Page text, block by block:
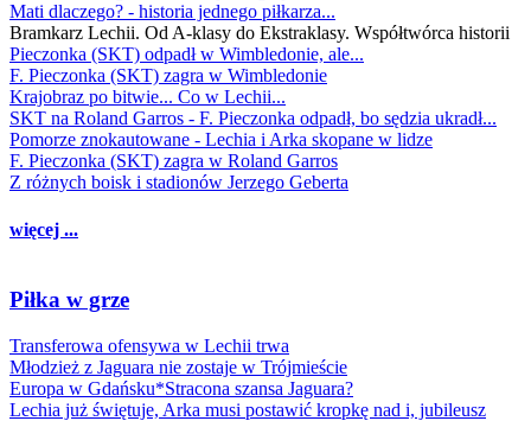
Mati dlaczego? - historia jednego piłkarza...
Bramkarz Lechii. Od A-klasy do Ekstraklasy. Współtwórca historii
Pieczonka (SKT) odpadł w Wimbledonie, ale...
F. Pieczonka (SKT) zagra w Wimbledonie
Krajobraz po bitwie... Co w Lechii...
SKT na Roland Garros - F. Pieczonka odpadł, bo sędzia ukradł...
Pomorze znokautowane - Lechia i Arka skopane w lidze
F. Pieczonka (SKT) zagra w Roland Garros
Z różnych boisk i stadionów Jerzego Geberta
więcej ...
Piłka w grze
Transferowa ofensywa w Lechii trwa
Młodzież z Jaguara nie zostaje w Trójmieście
Europa w Gdańsku*Stracona szansa Jaguara?
Lechia już świętuje, Arka musi postawić kropkę nad i, jubileusz